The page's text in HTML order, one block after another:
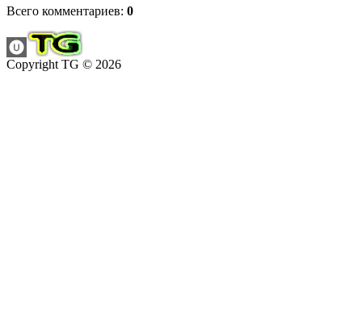
Всего комментариев: 0
Copyright TG © 2026